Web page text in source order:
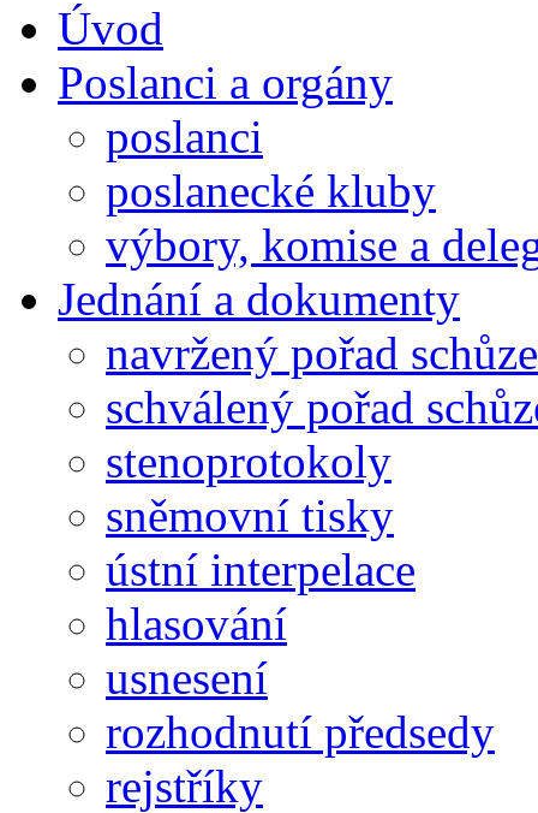
Úvod
Poslanci a orgány
poslanci
poslanecké kluby
výbory, komise a
Jednání a dokumenty
navržený pořad schůze
schválený pořad
stenoprotokoly
sněmovní tisky
ústní interpelace
hlasování
usnesení
rozhodnutí předsedy
rejstříky